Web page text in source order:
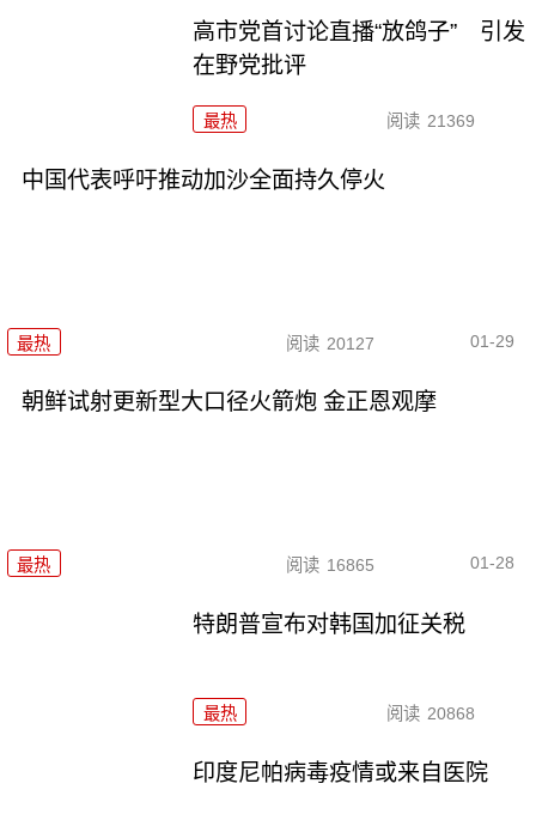
高市党首讨论直播“放鸽子” 引发
在野党批评
最热 阅读 21369
中国代表呼吁推动加沙全面持久停火
最热 阅读 20127 01-29
朝鲜试射更新型大口径火箭炮 金正恩观摩
最热 阅读 16865 01-28
特朗普宣布对韩国加征关税
最热 阅读 20868
印度尼帕病毒疫情或来自医院